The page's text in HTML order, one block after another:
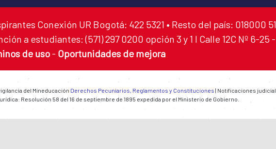
Conexión UR Bogotá: 422 5321 • Resto del país: 018000
a estudiantes: (571) 297 0200 opción 3 y 1 I Calle 12C Nº 6-
de uso - Oportunidades de mejora
del Mineducación Derechos Pecuniarios, Reglamentos y Constituciones | Notificaciones
Resolución 58 del 16 de septiembre de 1895 expedida por el Ministerio de Gobierno.